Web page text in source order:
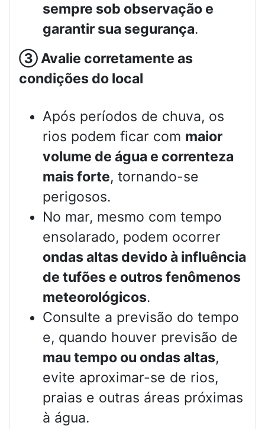
sempre sob observação e
garantir sua segurança.
③Avalie corretamente as
condições do local
Após períodos de chuva, os
rios podem ficar com maior
volume de água e correnteza
mais forte, tornando-se
perigosos.
No mar, mesmo com tempo
ensolarado, podem ocorrer
ondas altas devido à influência
de tufões e outros fenômenos
meteorológicos.
Consulte a previsão do tempo
e, quando houver previsão de
mau tempo ou ondas altas,
evite aproximar-se de rios,
praias e outras áreas próximas
à água.